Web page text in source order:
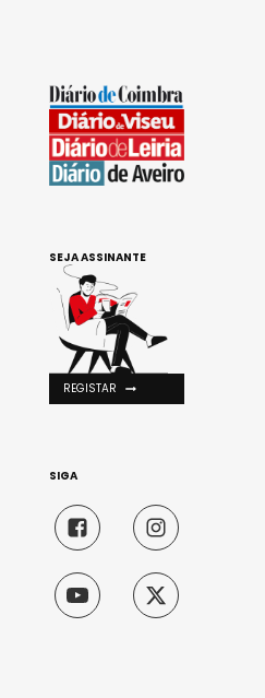
SEJA ASSINANTE
REGISTAR
SIGA